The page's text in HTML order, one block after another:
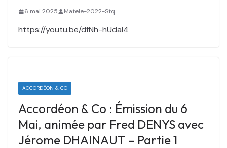
6 mai 2025 Matele-2022-Stq
https://youtu.be/dfNh-hUdal4
ACCORDÉON & CO
Accordéon & Co : Émission du 6
Mai, animée par Fred DENYS avec
Jérome DHAINAUT – Partie 1